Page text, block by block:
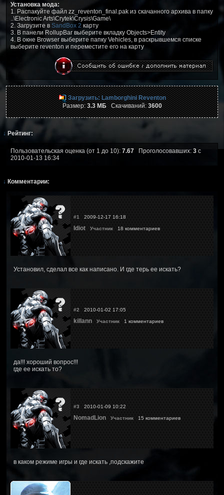
Установка мода:
1. Распакуйте файл zz_reventon_final.pak из скачанного архива в папку
..\Electronic Arts\Crytek\Crysis\Game\
2. Загрузите в SandBox 2 карту
3. В панели RollupBar выберите вкладку Objects>Entity
4. В окне Browser выберите папку Vehicles, в раскрывшемся списке
выберите reventon и переместите его на карту
Загрузить: Lamborghini Reventon
Размер:3.3 МБСкачиваний:3600
↓ Рейтинг:
Пользовательская оценка (от 1 до 10): 7.67 Проголосовавших: 3 с
2010-01-13 16:34
↓ Комментарии:
#1 2009-12-17 16:18
Idiot Участник 18 комментариев
Установил, сделал все как написано. И где терь ее искать?
#2 2010-01-02 17:05
killann Участник 1 комментариев
да!!! хороший вопрос!!!
где ее искать то?
#3 2010-01-09 10:22
NomadLion Участник 15 комментариев
в каком режиме игры и где искать ,подскажите